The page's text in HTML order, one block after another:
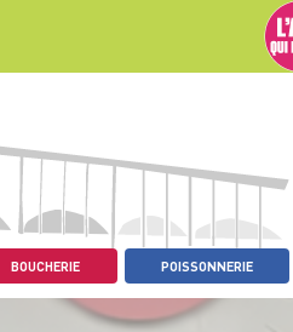
BOUCHERIE POISSONNERIE